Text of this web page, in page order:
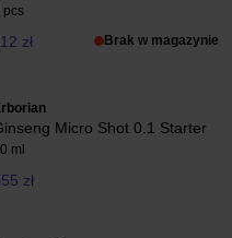
pcs
zł Brak w magazynie
Micro Shot 0.1 Starter
ml
zł